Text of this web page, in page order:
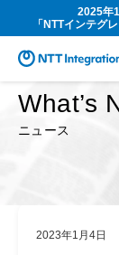
2025年
「NTTインテグ
What’s
ニュース
2023年1月4日